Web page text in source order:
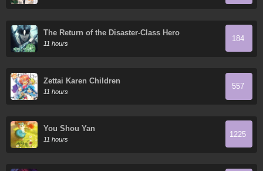
The Return of the Disaster-Class Hero
11 hours
184
Zettai Karen Children
11 hours
557
You Shou Yan
11 hours
1225